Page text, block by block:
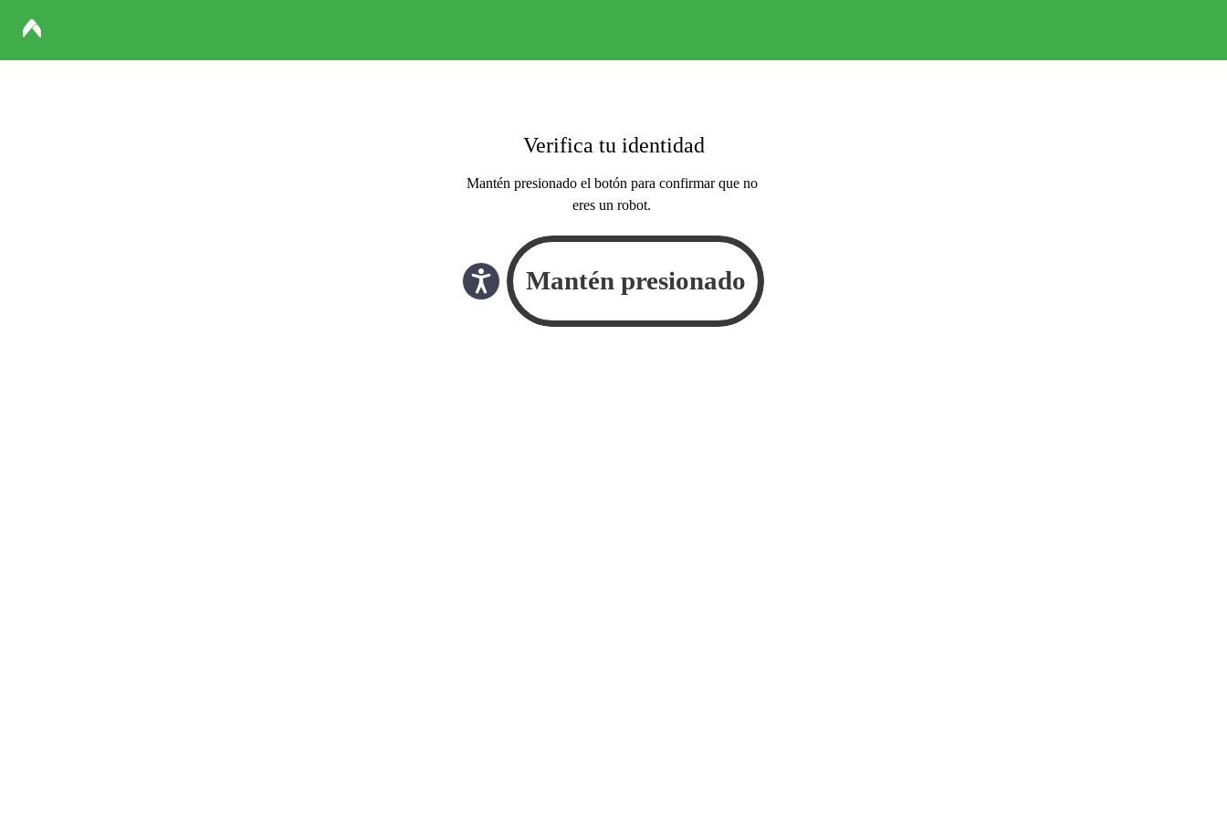
Verifica tu identidad
Mantén presionado el botón para confirmar que no
eres un robot.